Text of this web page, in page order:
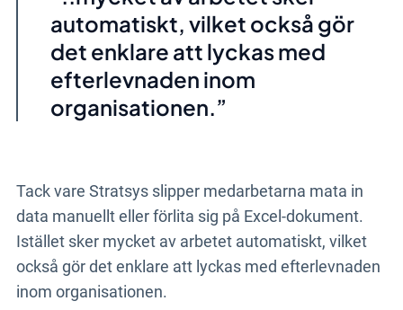
automatiskt, vilket också gör
det enklare att lyckas med
efterlevnaden inom
organisationen.
Tack vare Stratsys slipper medarbetarna mata in
data manuellt eller förlita sig på Excel-dokument.
Istället sker mycket av arbetet automatiskt, vilket
också gör det enklare att lyckas med efterlevnaden
inom organisationen.